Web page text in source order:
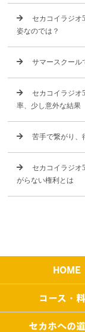
セカコイラジオ
姿なのでは？
サマースクール
セカコイラジオ
率、少し意外な結果
苦手で繋がり、
セカコイラジオ
がらない権利とは
HOME
コース・
セカホへの